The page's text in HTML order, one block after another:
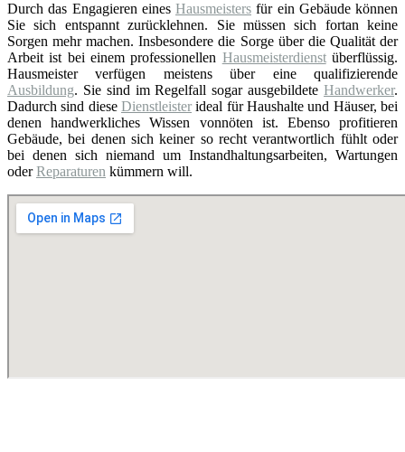
Durch das Engagieren eines Hausmeisters für ein Gebäude können
Sie sich entspannt zurücklehnen. Sie müssen sich fortan keine
Sorgen mehr machen. Insbesondere die Sorge über die Qualität der
Arbeit ist bei einem professionellen Hausmeisterdienstüberflüssig.
Hausmeister verfügen meistens über eine qualifizierende
Ausbildung. Sie sind im Regelfall sogar ausgebildete Handwerker.
Dadurch sind diese Dienstleister ideal für Haushalte und Häuser, bei
denen handwerkliches Wissen vonnöten ist. Ebenso profitieren
Gebäude, bei denen sich keiner so recht verantwortlich fühlt oder
bei denen sich niemand um Instandhaltungsarbeiten, Wartungen
oderReparaturen kümmern will.